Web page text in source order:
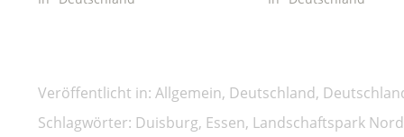
Veröffentlicht in: Allgemein, Deutschland,
Schlagwörter: Duisburg, Essen, Landschaftspark Nord